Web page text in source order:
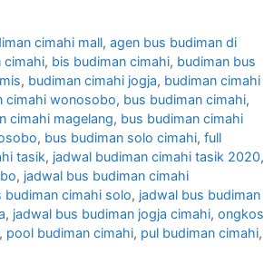
cimahi mall,agen bus budiman di
cimahi, bis budiman cimahi, budiman bus
, budiman cimahi jogja, budiman cimahi
cimahi wonosobo, bus budiman cimahi,
cimahi magelang, bus budiman cimahi
, bus budiman solo cimahi, full
tasik, jadwal budiman cimahi tasik 2020,
, jadwal bus budiman cimahi
budiman cimahi solo, jadwal bus budiman
, jadwal bus budiman jogja cimahi, ongkos
, pool budiman cimahi, pul budiman cimahi,